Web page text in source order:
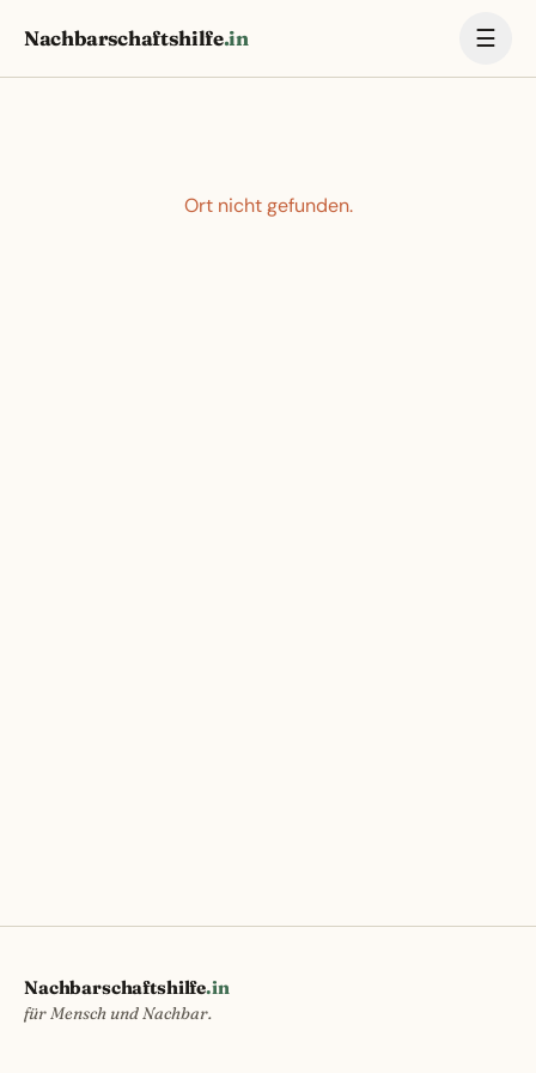
Nachbarschaftshilfe.in ☰
Ort nicht gefunden.
Nachbarschaftshilfe.in
für Mensch und Nachbar.